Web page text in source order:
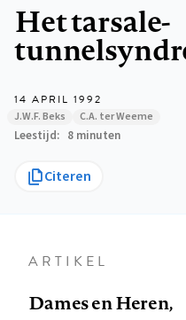
Het tarsale-
14 APRIL 1992
J.W.F. Beks C.A. ter Weeme
Leestijd 8 minuten
Citeren
ARTIKEL
Dames en Heren,